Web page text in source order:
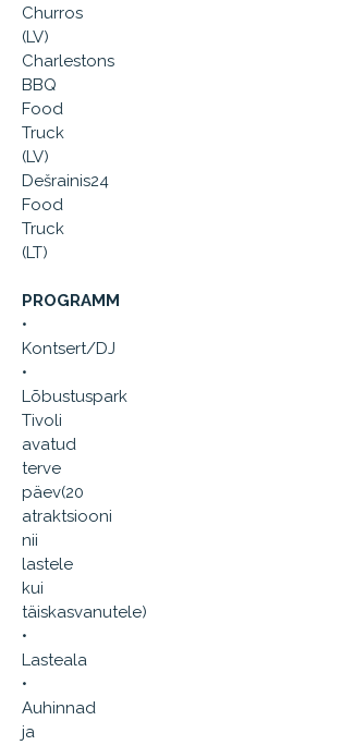
Churros
(LV)
Charlestons
BBQ
Food
Truck
(LV)
Dešrainis24
Food
Truck
(LT)
PROGRAMM
•
Kontsert/DJ
•
Lõbustuspark
Tivoli
avatud
terve
päev(20
atraktsiooni
nii
lastele
kui
täiskasvanutele)
•
Lasteala
•
Auhinnad
ja